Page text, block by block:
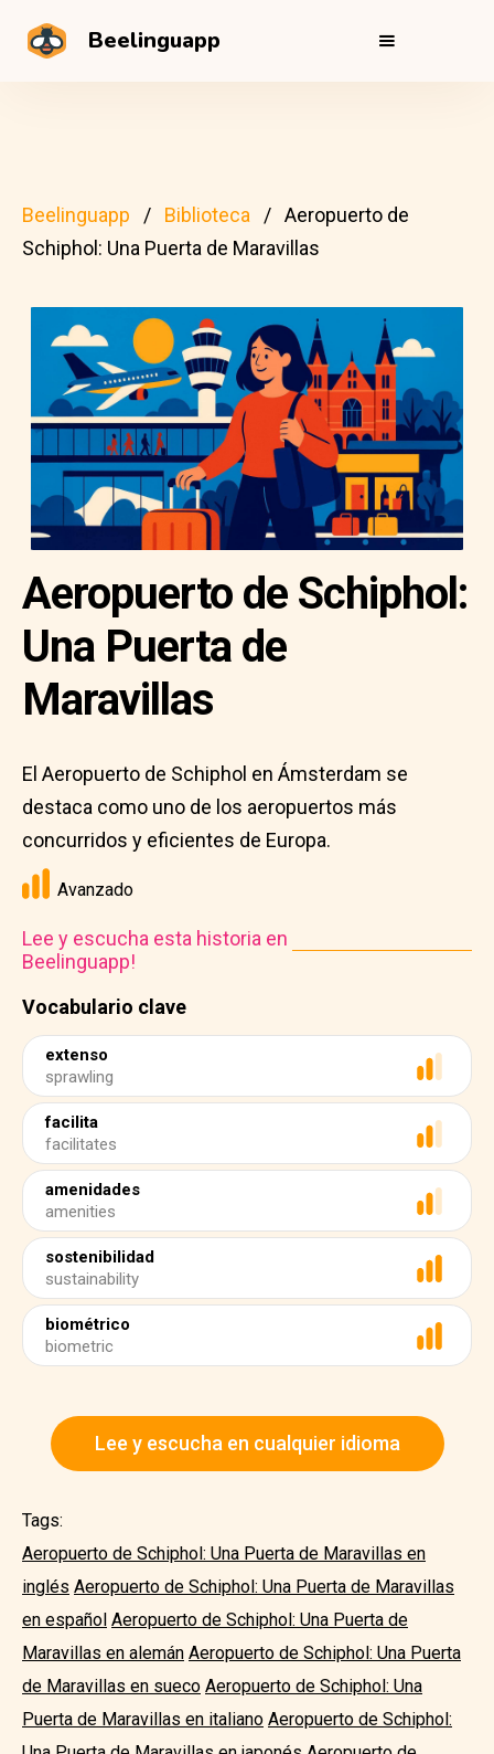
Beelinguapp
Beelinguapp Biblioteca
Aeropuerto de
Schiphol: Una Puerta de Maravillas
Vocabulario clave
extenso
sprawling
facilita
facilitates
amenidades
amenities
sostenibilidad
sustainability
biométrico
biometric
Aeropuerto de Schiphol:
Una Puerta de
Maravillas
El Aeropuerto de Schiphol en Ámsterdam se
destaca como uno de los aeropuertos más
concurridos y eficientes de Europa.
Avanzado
Lee y escucha esta historia en
Beelinguapp!
Lee y escucha en cualquier idioma
Tags:
Aeropuerto de Schiphol: Una Puerta de Maravillas en
inglés Aeropuerto de Schiphol: Una Puerta de Maravillas
en español Aeropuerto de Schiphol: Una Puerta de
Maravillas en alemán Aeropuerto de Schiphol: Una Puerta
de Maravillas en sueco Aeropuerto de Schiphol: Una
Puerta de Maravillas en italiano Aeropuerto de Schiphol: